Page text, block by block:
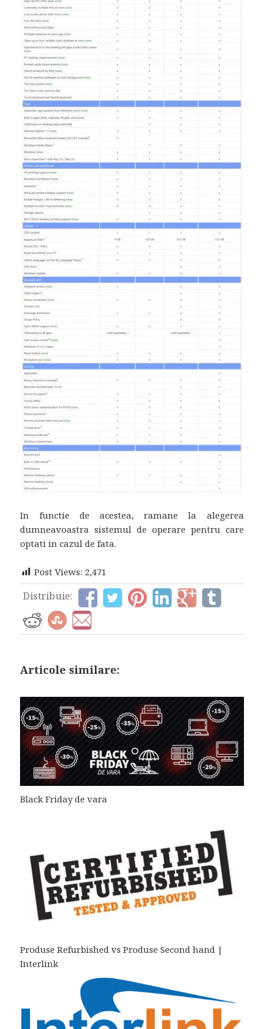
In functie de acestea, ramane la alegerea
dumneavoastra sistemul de operare pentru care
optati in cazul de fata.
Post Views: 2,471
Distribuie:
Articole similare:
Black Friday de vara
Produse Refurbished vs Produse Second hand |
Interlink